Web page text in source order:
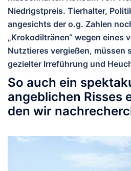
Niedrigstpreis. Tierhalter,
angesichts der o.g. Zahlen
„Krokodiltränen“ wegen eines
Nutztieres vergießen, müssen
gezielter Irreführung und
So auch ein
angeblichen Risses
den wir